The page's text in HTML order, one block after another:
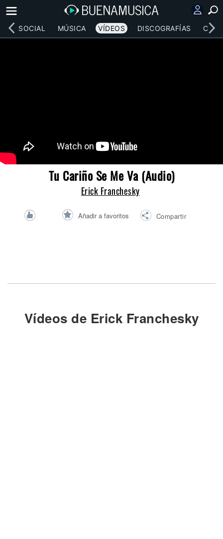
RED SOCIAL MÚSICA VÍDEOS DISCOGRAFÍAS
Tu Cariño Se Me Va (Audio)
Erick Franchesky
Añadir a favoritos Compartir
Vídeos de Erick Franchesky